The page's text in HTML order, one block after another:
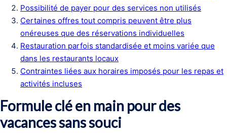
Possibilité de payer pour des services non utilisés
Certaines offres tout compris peuvent être plus
onéreuses que des réservations individuelles
Restauration parfois standardisée et moins variée que
dans les restaurants locaux
Contraintes liées aux horaires imposés pour les repas et
activités incluses
Formule clé en main pour des
vacances sans souci